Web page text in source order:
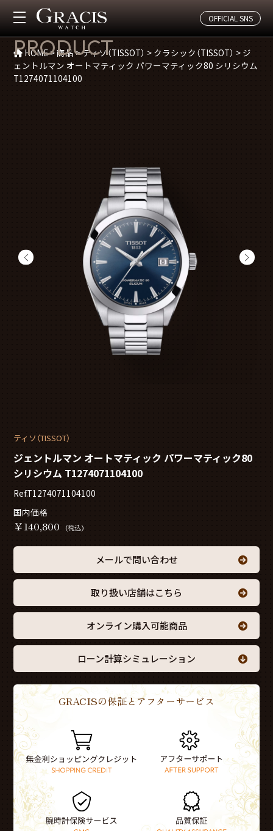
OFFICIAL SNS
商品紹介
PRODUCT
HOME>商品>ティソ（TISSOT） > クラシック（TISSOT） > ジ
ェントルマン オートマティック パワーマティック80 シリシウム
T1274071104100
ティソ（TISSOT）
ジェントルマン オートマティック パワーマティック80
シリシウム T1274071104100
Ref.T1274071104100
国内価格
￥140,800 (税込)
メールで問い合わせ
取り扱い店舗はこちら
オンライン購入可能商品
ローン計算シミュレーション
GRACISの保証とアフターサービス